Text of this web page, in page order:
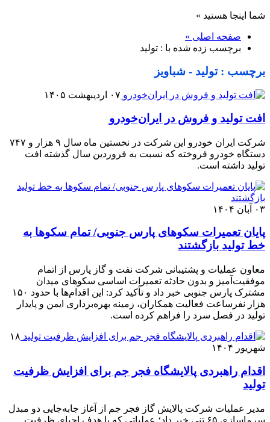
شما اینجا هستید »
صفحه اصلی »
برچسب زده شده با : تولید
برچسب : تولید - شباویز
۰۷ اردیبهشت ۱۴۰۵
افت تولید و فروش در ایران‌خودرو
شرکت ایران خودرو این شرکت در نخستین ماه سال ۹ هزار و ۷۴۷
دستگاه خودرو فروخته که نسبت به فروردین سال گذشته افت
تولید داشته است.
۰۳ آبان ۱۴۰۴
پایان تعمیرات سکوهای پارس جنوبی/ تمام سکوها به
خط تولید بازگشتند
معاون عملیات و پشتیبانی شرکت نفت و گاز پارس از اتمام
موفقیت‌آمیز و بدون حادثه تعمیرات اساسی سکوهای میدان
مشترک پارس جنوبی خبر داد و تأکید کرد: این اقدام‌ها با حدود ۱۵۰
هزار نفرساعت فعالیت همکاران، زمینه بهره‌برداری ایمن و پایدار
تولید در فصل سرد را فراهم کرده است.
۱۸
شهریور ۱۴۰۴
اقدام راهبردی پالایشگاه فجر جم برای افزایش ظرفیت
تولید
مدیر عملیات شرکت پالایش گاز فجر جم از آغاز جابه‌جایی دو مبدل
سرماسازی ۶۵ تنی خبر داد؛ عملیاتی که با هدف احیای ظرفیت